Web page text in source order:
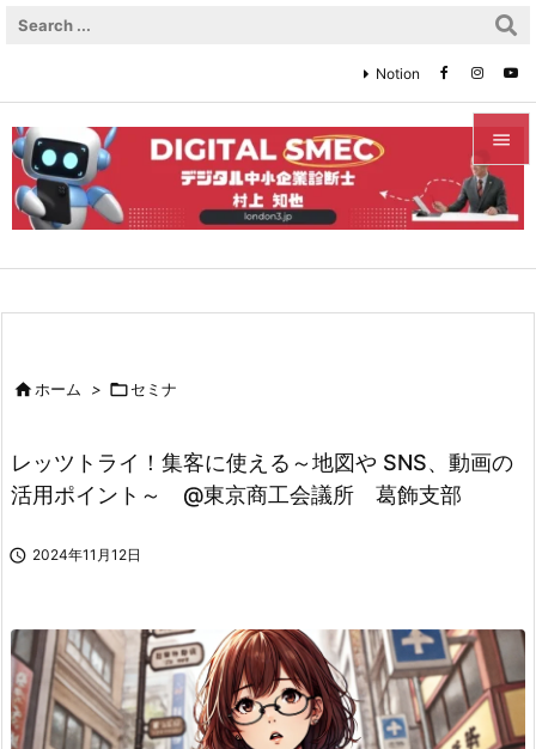


メニュ

検索
Notion
ホーム > セミナ
レッツトライ！集客に使える～地図や SNS、動画の
活用ポイント～ @東京商工会議所 葛飾支部
 2024年11月12日